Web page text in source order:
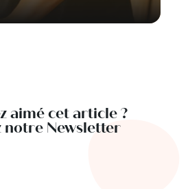
aimé cet article ?
notre Newsletter